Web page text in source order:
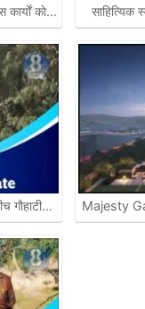
काे…
गाैहाटी…
साहित्यिक
Majesty